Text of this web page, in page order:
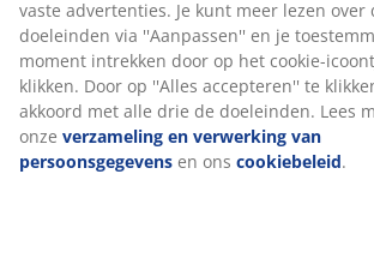
vaste advertenties. Je kunt meer lezen over
doeleinden via ''Aanpassen'' en je
moment intrekken door op het cookie-
klikken. Door op ''Alles accepteren'' te
akkoord met alle drie de doeleinden. Lees
onze verzameling en verwerking van
persoonsgegevens en ons cookiebeleid.